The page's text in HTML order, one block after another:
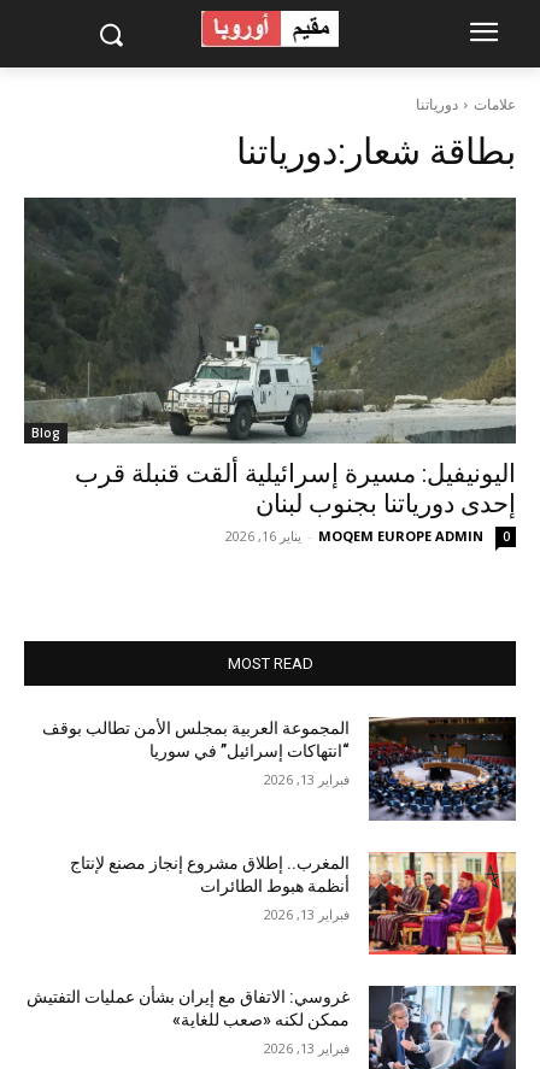
علامات دورياتنا
بطاقة شعار:دورياتنا
Blog
اليونيفيل: مسيرة إسرائيلية ألقت قنبلة قرب
إحدى دورياتنا بجنوب لبنان
MOQEM EUROPE ADMIN
- يناير 16, 2026 0
MOST READ
المجموعة العربية بمجلس الأمن تطالب بوقف
“انتهاكات إسرائيل” في سوريا
فبراير 13, 2026
المغرب.. إطلاق مشروع إنجاز مصنع لإنتاج
أنظمة هبوط الطائرات
فبراير 13, 2026
غروسي: الاتفاق مع إيران بشأن عمليات التفتيش
ممكن لكنه «صعب للغاية»
فبراير 13, 2026